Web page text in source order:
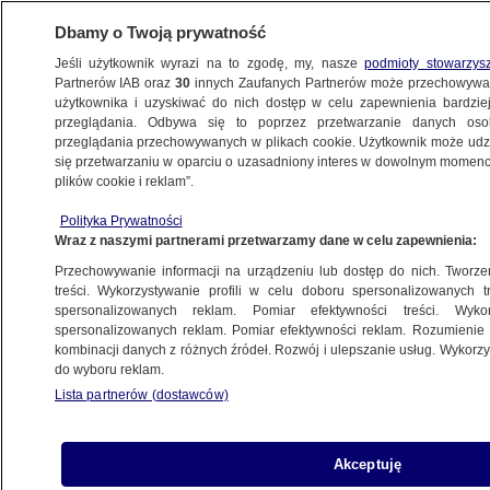
WARSZAWA
OKOLICE
na drodze ekspresowej
17.02.2025, 08:35
Udostępnij
Dbamy o Twoją prywatność
Jeśli użytkownik wyrazi na to zgodę, my, naszepodmioty
Partnerów IAB oraz30 innych Zaufanych Partnerów może
użytkownika i uzyskiwać do nich dostęp w celu zapewnienia
przeglądania. Odbywa się to poprzez przetwarzanie danych
przeglądania przechowywanych w plikach cookie. Użytkownik może
się przetwarzaniu w oparciu o uzasadniony interes w dowolnym
plików cookie i reklam”.
Polityka Prywatności
Wraz z naszymi partnerami przetwarzamy dane w celu zapewnienia:
Przechowywanie informacji na urządzeniu lub dostęp do nich.
treści. Wykorzystywanie profili w celu doboru spersonalizowanych
spersonalizowanych reklam. Pomiar efektywności treści.
spersonalizowanych reklam. Pomiar efektywności reklam.
kombinacji danych z różnych źródeł. Rozwój i ulepszanie usług.
do wyboru reklam.
Lista partnerów (dostawców)
Akceptuję